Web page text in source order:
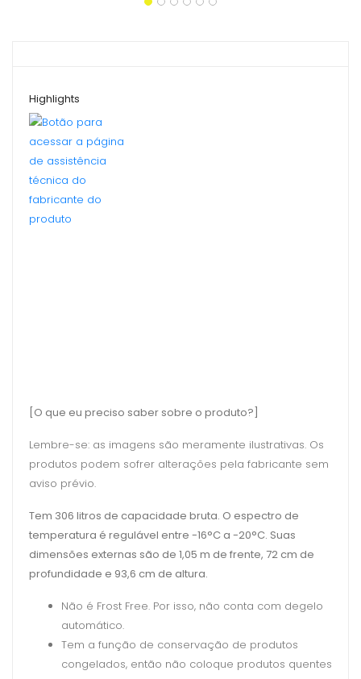
Highlights
[O que eu preciso saber sobre o produto?]
Lembre-se: as imagens são meramente ilustrativas. Os
produtos podem sofrer alterações pela fabricante sem
aviso prévio.
Tem 306 litros de capacidade bruta. O espectro de
temperatura é regulável entre -16°C a -20°C. Suas
dimensões externas são de 1,05 m de frente, 72 cm de
profundidade e 93,6 cm de altura.
Não é Frost Free. Por isso, não conta com degelo
automático.
Tem a função de conservação de produtos
congelados, então não coloque produtos quentes